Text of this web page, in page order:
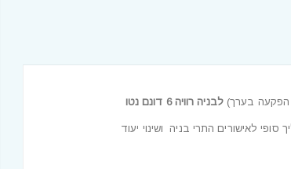
לבניה רוויה 6 דונם נטו